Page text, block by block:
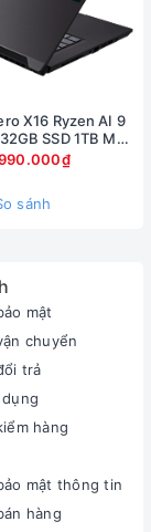
người sử dụng.
Gen2, 02 USB
kết nối âm
thú vị cho
mỏng (Infinity
và màn hình
X16 Ryzen AI 9
SSD 1TB Màn
RTX 5070 8Gb
sánh
mật
chuyển
trả
hàng
mật thông tin
hàng